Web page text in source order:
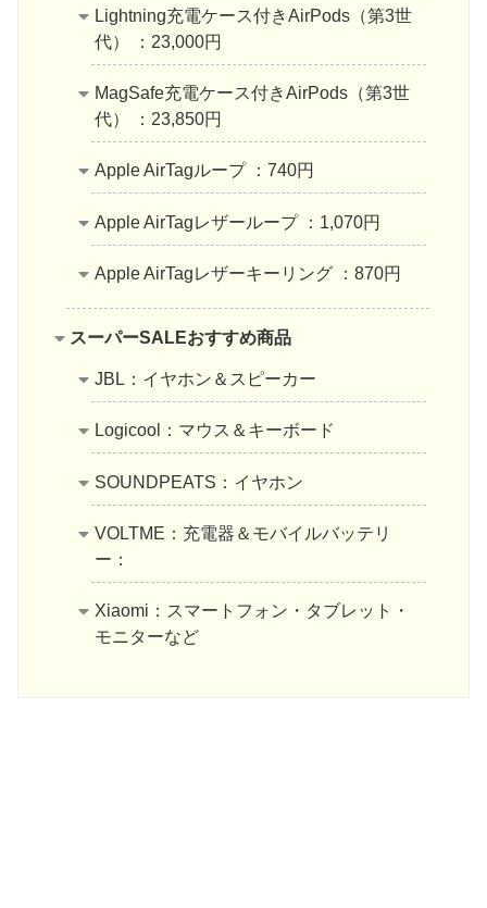
Lightning充電ケース付きAirPods（第3世
代） ：23,000円
MagSafe充電ケース付きAirPods（第3世
代） ：23,850円
Apple AirTagループ ：740円
Apple AirTagレザーループ ：1,070円
Apple AirTagレザーキーリング ：870円
スーパーSALEおすすめ商品
JBL：イヤホン＆スピーカー
Logicool：マウス＆キーボード
SOUNDPEATS：イヤホン
VOLTME：充電器＆モバイルバッテリ
ー：
Xiaomi：スマートフォン・タブレット・
モニターなど